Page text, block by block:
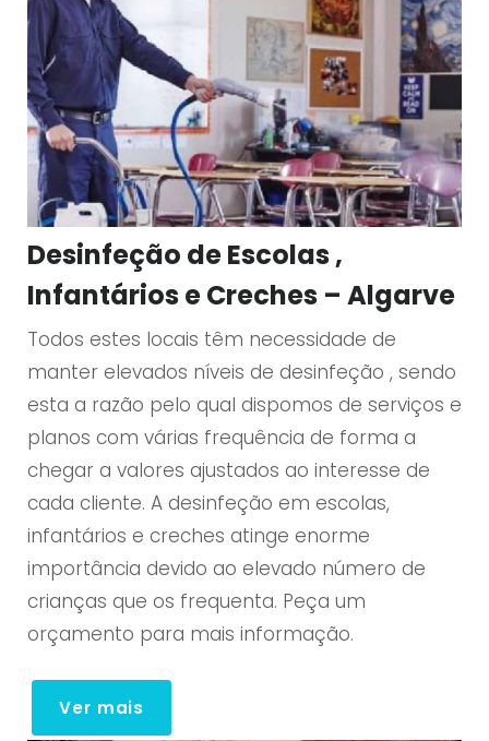
Desinfeção de Escolas ,
Infantários e Creches – Algarve
Todos estes locais têm necessidade de
manter elevados níveis de desinfeção , sendo
esta a razão pelo qual dispomos de serviços e
planos com várias frequência de forma a
chegar a valores ajustados ao interesse de
cada cliente. A desinfeção em escolas,
infantários e creches atinge enorme
importância devido ao elevado número de
crianças que os frequenta. Peça um
orçamento para mais informação.
Ver mais